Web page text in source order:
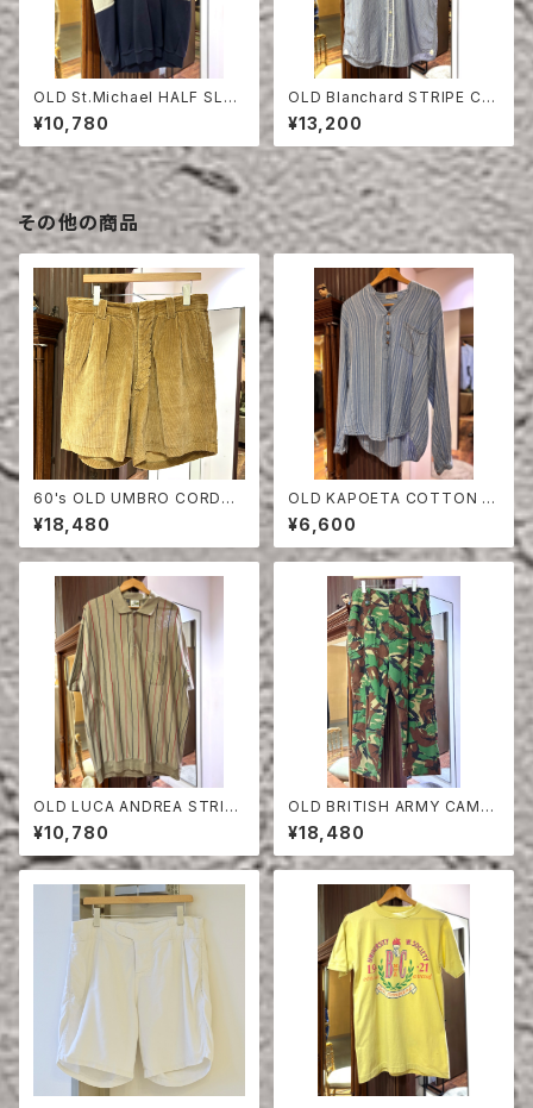
OLD St.Michael HALF SLEE
¥10,780
OLD Blanchard STRIPE CO
TTON HALF SLEEVE SHIRT
¥13,200
その他の商品
60's OLD UMBRO CORDUR
OY SHORTS
¥18,480
OLD KAPOETA COTTON P
ULLOVER SHIRT
¥6,600
OLD LUCA ANDREA STRIPE
COTTON HALF SLEEVE SHI
RT
¥10,780
OLD BRITISH ARMY CAMO
UFLAGE TROUSERS
¥18,480